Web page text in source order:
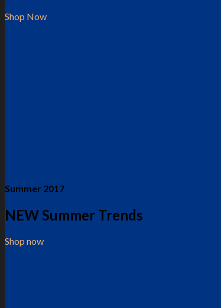
Shop Now
Summer 2017
NEW Summer Trends
Shop now